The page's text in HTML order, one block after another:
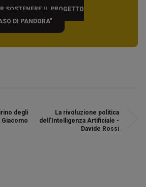
SOSTENERE IL PROGETTO
DI PANDORA"
degli
Giacomo
La rivoluzione politica
dell'Intelligenza Artificiale -
Davide Rossi